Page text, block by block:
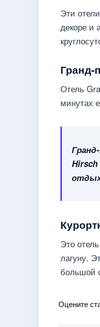
Эти
декоре и
Гранд-
Отель
минутах
Это
лагуну.
большой
Оцените